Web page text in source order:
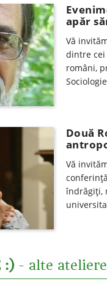
apăr
Vă
dintre
români,
Două
Vă
îndrăgiţi,
:)- alte